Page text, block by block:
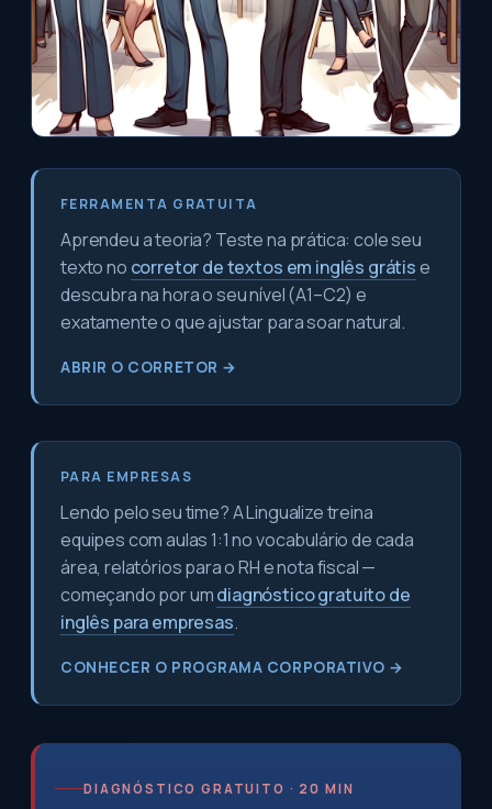
FERRAMENTA GRATUITA
Aprendeu a teoria? Teste na prática: cole seu
texto no corretor de textos em inglês grátise
descubra na hora o seu nível (A1–C2) e
exatamente o que ajustar para soar natural.
ABRIR O CORRETOR →
PARA EMPRESAS
Lendo pelo seu time? A Lingualize treina
equipes com aulas 1:1 no vocabulário de cada
área, relatórios para o RH e nota fiscal —
começando por umdiagnóstico gratuito de
inglês para empresas.
CONHECER O PROGRAMA CORPORATIVO →
DIAGNÓSTICO GRATUITO · 20 MIN